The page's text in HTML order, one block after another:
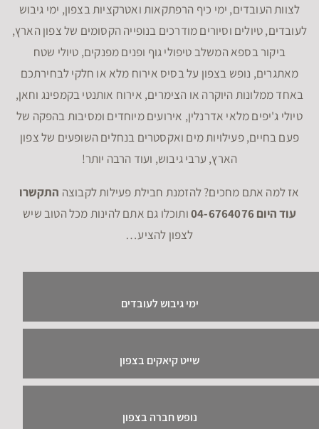
לצוות העובדים, ימי כיף הרפתקאות ואטרקציות בצפון, ימי גיבוש
לעובדים, טיולים וסיורים מודרכים בנופייה הקסומים של צפון הארץ,
ביקור בספא המשלב טיפולי גוף ופנים מפנקים, טיולי שטח
מאתגרים, נופש בצפון על בסיס אירוח מלא או חלקי לבחירתכם
באחד ממלונות היוקרה או הצימרים, אירוח אותנטי בקמפינג וחאן,
טיולי ג'יפים מלאי אדרנלין, אירועים מיוחדים ומסיבות בהפקה של
פעם בחיים, פעילויות מים ואקסטרים בנחלים השופעים של צפון
הארץ, ערבי גיבוש, ועוד הרבה יותר!
אז למה אתם מחכים? להזמנת חבילת פעילות לקבוצה התקשרו
עוד היום 04-6764076
ותוכלו גם אתם להינות מכל הטוב שיש
לצפון להציע…
ימי גיבוש לעובדים
שייט קיאקים בצפון
נופש חברה בצפון